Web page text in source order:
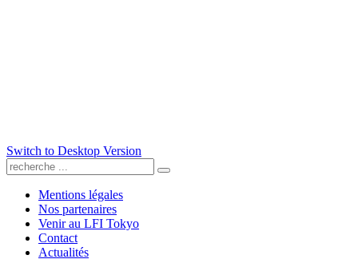
Switch to Desktop Version
Mentions légales
Nos partenaires
Venir au LFI Tokyo
Contact
Actualités